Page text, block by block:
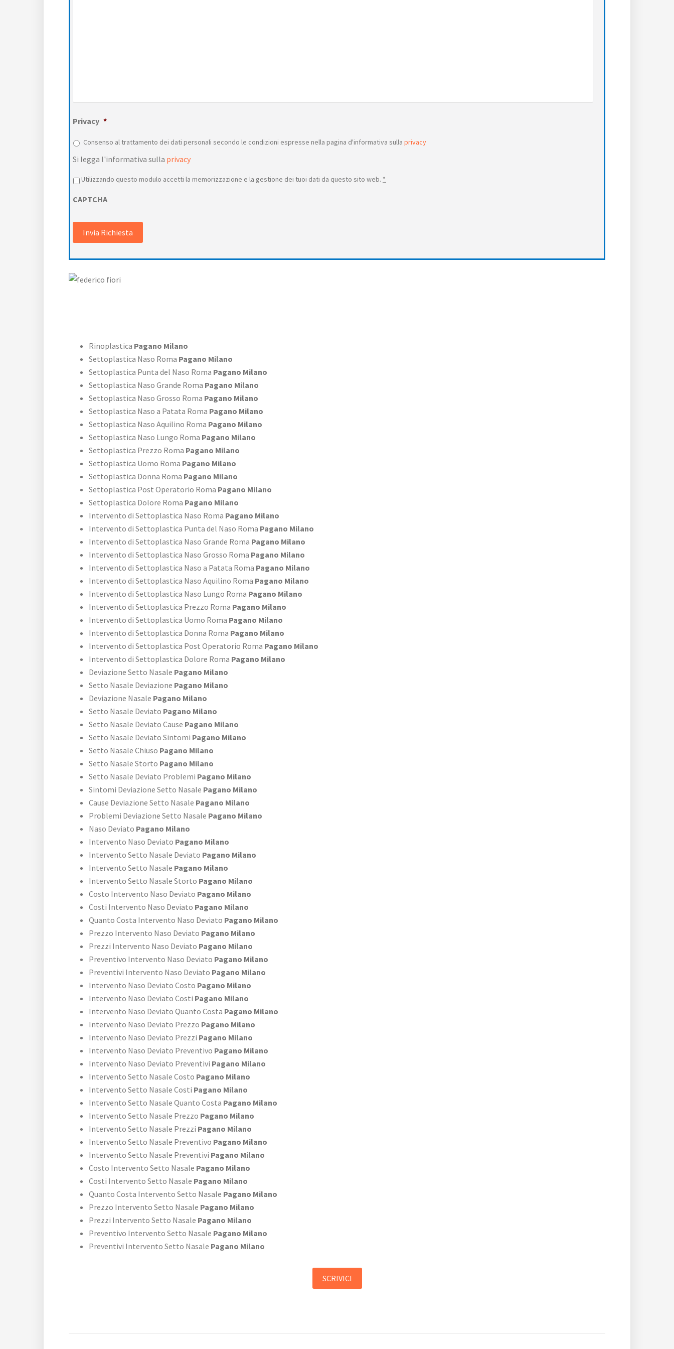
Privacy *
Consenso al trattamento dei dati personali secondo le condizioni espresse nella pagina d'informativa sulla privacy
Si legga l'informativa sulla privacy
Privacy *
Utilizzando questo modulo accetti la memorizzazione e la gestione dei tuoi dati da questo sito web. *
CAPTCHA
Rinoplastica Pagano Milano
Settoplastica Naso Roma Pagano Milano
Settoplastica Punta del Naso Roma Pagano Milano
Settoplastica Naso Grande Roma Pagano Milano
Settoplastica Naso Grosso Roma Pagano Milano
Settoplastica Naso a Patata Roma Pagano Milano
Settoplastica Naso Aquilino Roma Pagano Milano
Settoplastica Naso Lungo Roma Pagano Milano
Settoplastica Prezzo Roma Pagano Milano
Settoplastica Uomo Roma Pagano Milano
Settoplastica Donna Roma Pagano Milano
Settoplastica Post Operatorio Roma Pagano Milano
Settoplastica Dolore Roma Pagano Milano
Intervento di Settoplastica Naso Roma Pagano Milano
Intervento di Settoplastica Punta del Naso Roma Pagano Milano
Intervento di Settoplastica Naso Grande Roma Pagano Milano
Intervento di Settoplastica Naso Grosso Roma Pagano Milano
Intervento di Settoplastica Naso a Patata Roma Pagano Milano
Intervento di Settoplastica Naso Aquilino Roma Pagano Milano
Intervento di Settoplastica Naso Lungo Roma Pagano Milano
Intervento di Settoplastica Prezzo Roma Pagano Milano
Intervento di Settoplastica Uomo Roma Pagano Milano
Intervento di Settoplastica Donna Roma Pagano Milano
Intervento di Settoplastica Post Operatorio Roma Pagano Milano
Intervento di Settoplastica Dolore Roma Pagano Milano
Deviazione Setto Nasale Pagano Milano
Setto Nasale Deviazione Pagano Milano
Deviazione Nasale Pagano Milano
Setto Nasale Deviato Pagano Milano
Setto Nasale Deviato Cause Pagano Milano
Setto Nasale Deviato Sintomi Pagano Milano
Setto Nasale Chiuso Pagano Milano
Setto Nasale Storto Pagano Milano
Setto Nasale Deviato Problemi Pagano Milano
Sintomi Deviazione Setto Nasale Pagano Milano
Cause Deviazione Setto Nasale Pagano Milano
Problemi Deviazione Setto Nasale Pagano Milano
Naso Deviato Pagano Milano
Intervento Naso Deviato Pagano Milano
Intervento Setto Nasale Deviato Pagano Milano
Intervento Setto Nasale Pagano Milano
Intervento Setto Nasale Storto Pagano Milano
Costo Intervento Naso Deviato Pagano Milano
Costi Intervento Naso Deviato Pagano Milano
Quanto Costa Intervento Naso Deviato Pagano Milano
Prezzo Intervento Naso Deviato Pagano Milano
Prezzi Intervento Naso Deviato Pagano Milano
Preventivo Intervento Naso Deviato Pagano Milano
Preventivi Intervento Naso Deviato Pagano Milano
Intervento Naso Deviato Costo Pagano Milano
Intervento Naso Deviato Costi Pagano Milano
Intervento Naso Deviato Quanto Costa Pagano Milano
Intervento Naso Deviato Prezzo Pagano Milano
Intervento Naso Deviato Prezzi Pagano Milano
Intervento Naso Deviato Preventivo Pagano Milano
Intervento Naso Deviato Preventivi Pagano Milano
Intervento Setto Nasale Costo Pagano Milano
Intervento Setto Nasale Costi Pagano Milano
Intervento Setto Nasale Quanto Costa Pagano Milano
Intervento Setto Nasale Prezzo Pagano Milano
Intervento Setto Nasale Prezzi Pagano Milano
Intervento Setto Nasale Preventivo Pagano Milano
Intervento Setto Nasale Preventivi Pagano Milano
Costo Intervento Setto Nasale Pagano Milano
Costi Intervento Setto Nasale Pagano Milano
Quanto Costa Intervento Setto Nasale Pagano Milano
Prezzo Intervento Setto Nasale Pagano Milano
Prezzi Intervento Setto Nasale Pagano Milano
Preventivo Intervento Setto Nasale Pagano Milano
Preventivi Intervento Setto Nasale Pagano Milano
SCRIVICI